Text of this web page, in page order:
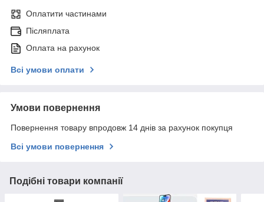
Оплатити частинами
Післяплата
Оплата на рахунок
Всі умови оплати
Умови повернення
Повернення товару впродовж 14 днів за рахунок покупця
Всі умови повернення
Подібні товари компанії